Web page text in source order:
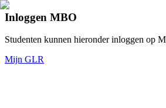
Inloggen MBO
Studenten kunnen hieronder inloggen op
Mijn GLR